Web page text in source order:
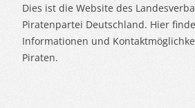
Dies ist die Website des
Piratenpartei Deutschland. Hier
Informationen und
Piraten.